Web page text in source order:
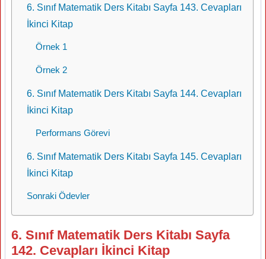
6. Sınıf Matematik Ders Kitabı Sayfa 143. Cevapları
İkinci Kitap
Örnek 1
Örnek 2
6. Sınıf Matematik Ders Kitabı Sayfa 144. Cevapları
İkinci Kitap
Performans Görevi
6. Sınıf Matematik Ders Kitabı Sayfa 145. Cevapları
İkinci Kitap
Sonraki Ödevler
6. Sınıf Matematik Ders Kitabı Sayfa
142. Cevapları İkinci Kitap